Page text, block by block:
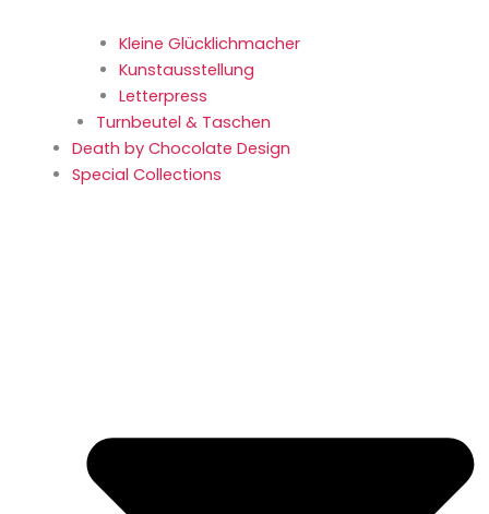
Kleine Glücklich­macher
Kunstaus­stellung
Letterpress
Turnbeutel & Taschen
Death by Chocolate Design
Special Collections